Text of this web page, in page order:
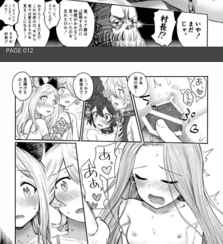
PAGE 012